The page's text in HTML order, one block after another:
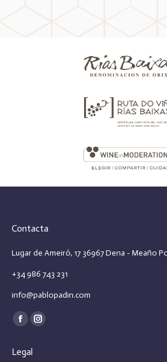
Contacta
Lugar de Ameiró, 17 36967 Dena - Meaño
+34 986 743 231
info@pablopadin.com
Encuéntranos en:
Facebook
opens
Instagram
Legal